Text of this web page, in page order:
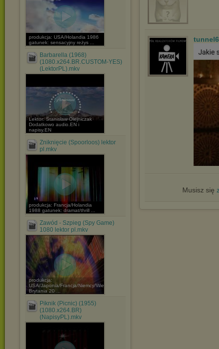
produkcja: USA/Holandia 1986
gatunek: sensacyjny reżys ...
Barbarella (1968)
(1080.x264.BR.CUSTOM-YES)
(LektorPL).mkv
Lektor: Stanisław Olejniczak
Dodatkowo audio.EN i
napisy.EN
Zniknięcie (Spoorloos) lektor
pl.mkv
produkcja: Francja/Holandia
1988 gatunek: dramat/thrill ...
Zawód - Szpieg (Spy Game)
1080 lektor pl.mkv
produkcja:
USA/Japonia/Francja/Niemcy/Wielka
Brytania 20 ...
Piknik (Picnic) (1955)
(1080.x264.BR)
(NapisyPL).mkv
Musisz się